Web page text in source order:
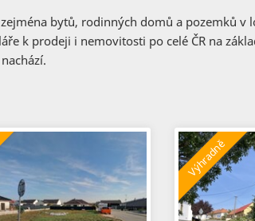
bytů, rodinných domů a pozemků v
k prodeji i nemovitosti po celé ČR na